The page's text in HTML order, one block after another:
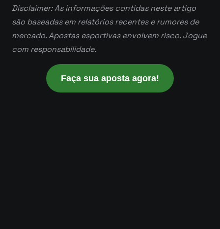
Disclaimer: As informações contidas neste artigo
são baseadas em relatórios recentes e rumores de
mercado. Apostas esportivas envolvem risco. Jogue
com responsabilidade.
Faça sua aposta agora!